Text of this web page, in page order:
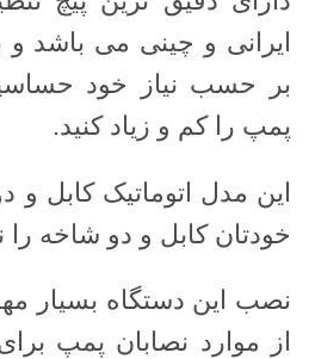
ایرانی و چینی می باشد و
بر حسب نیاز خود
پمپ را کم و زیاد کنید.
این مدل اتوماتیک کابل و
خودتان کابل و دو شاخه
نصب این دستگاه بسیار
از موارد نصابان پمپ